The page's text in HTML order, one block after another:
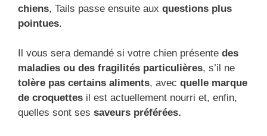
chiens, Tails passe ensuite aux questions plus
pointues.
Il vous sera demandé si votre chien présente des
maladies ou des fragilités particulières, s’il ne
tolère pas certains aliments, avec quelle marque
de croquettes il est actuellement nourri et, enfin,
quelles sont ses saveurs préférées.